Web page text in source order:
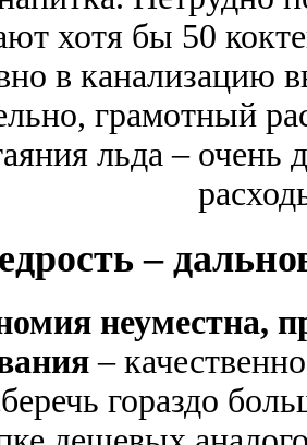
хотя бы 50
в канализацию
грамотный
льда – очень
–
неуместна,
–
гораздо